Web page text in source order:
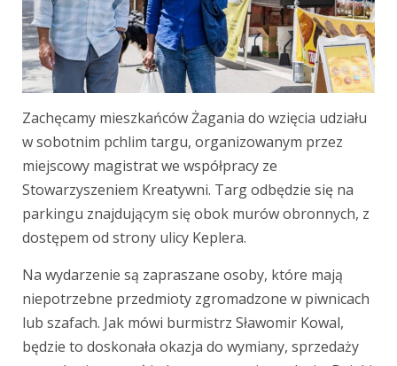
Zachęcamy mieszkańców Żagania do wzięcia udziału
w sobotnim pchlim targu, organizowanym przez
miejscowy magistrat we współpracy ze
Stowarzyszeniem Kreatywni. Targ odbędzie się na
parkingu znajdującym się obok murów obronnych, z
dostępem od strony ulicy Keplera.
Na wydarzenie są zapraszane osoby, które mają
niepotrzebne przedmioty zgromadzone w piwnicach
lub szafach. Jak mówi burmistrz Sławomir Kowal,
będzie to doskonała okazja do wymiany, sprzedaży